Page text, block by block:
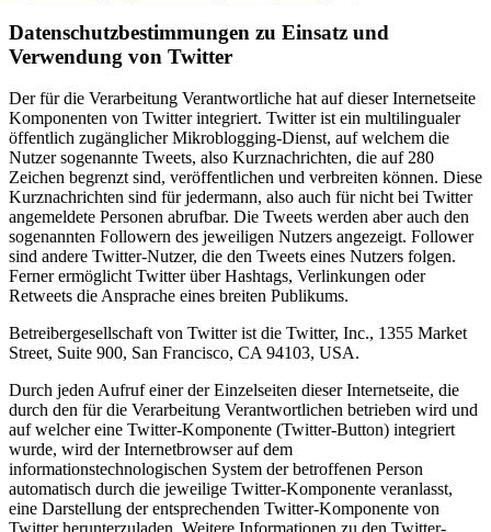
Datenschutzbestimmungen zu Einsatz und
Verwendung von Twitter
Der für die Verarbeitung Verantwortliche hat auf dieser Internetseite
Komponenten von Twitter integriert. Twitter ist ein multilingualer
öffentlich zugänglicher Mikroblogging-Dienst, auf welchem die
Nutzer sogenannte Tweets, also Kurznachrichten, die auf 280
Zeichen begrenzt sind, veröffentlichen und verbreiten können. Diese
Kurznachrichten sind für jedermann, also auch für nicht bei Twitter
angemeldete Personen abrufbar. Die Tweets werden aber auch den
sogenannten Followern des jeweiligen Nutzers angezeigt. Follower
sind andere Twitter-Nutzer, die den Tweets eines Nutzers folgen.
Ferner ermöglicht Twitter über Hashtags, Verlinkungen oder
Retweets die Ansprache eines breiten Publikums.
Betreibergesellschaft von Twitter ist die Twitter, Inc., 1355 Market
Street, Suite 900, San Francisco, CA 94103, USA.
Durch jeden Aufruf einer der Einzelseiten dieser Internetseite, die
durch den für die Verarbeitung Verantwortlichen betrieben wird und
auf welcher eine Twitter-Komponente (Twitter-Button) integriert
wurde, wird der Internetbrowser auf dem
informationstechnologischen System der betroffenen Person
automatisch durch die jeweilige Twitter-Komponente veranlasst,
eine Darstellung der entsprechenden Twitter-Komponente von